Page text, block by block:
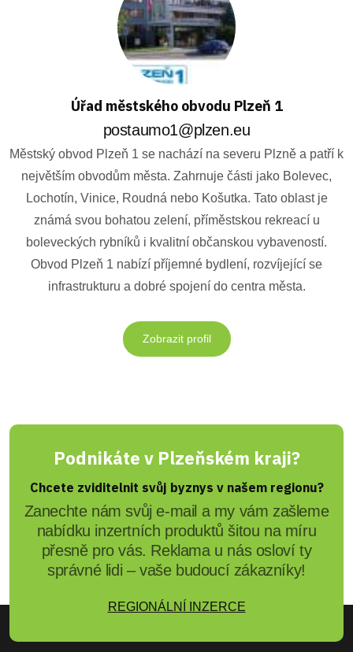
Úřad městského obvodu Plzeň 1
postaumo1@plzen.eu
Městský obvod Plzeň 1 se nachází na severu Plzně a patří k
největším obvodům města. Zahrnuje části jako Bolevec,
Lochotín, Vinice, Roudná nebo Košutka. Tato oblast je
známá svou bohatou zelení, příměstskou rekreací u
boleveckých rybníků i kvalitní občanskou vybaveností.
Obvod Plzeň 1 nabízí příjemné bydlení, rozvíjející se
infrastrukturu a dobré spojení do centra města.
Zobrazit profil
Podnikáte v Plzeňském kraji?
Chcete zviditelnit svůj byznys v našem regionu?
Zanechte nám svůj e-mail a my vám zašleme
nabídku inzertních produktů šitou na míru
přesně pro vás. Reklama u nás osloví ty
správné lidi – vaše budoucí zákazníky!
REGIONÁLNÍ INZERCE